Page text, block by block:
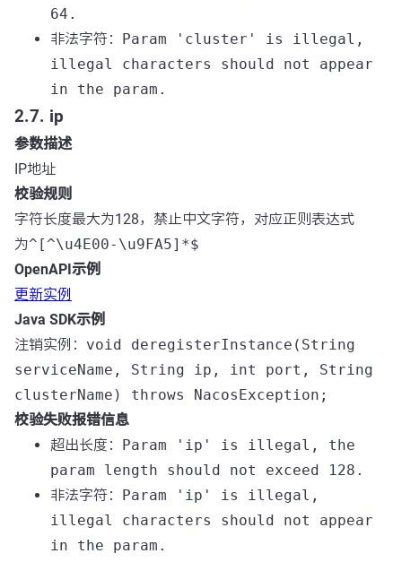
64.
非法字符： Param 'cluster' is illegal,
illegal characters should not appear
in the param.
2.7. ip
参数描述
IP地址
校验规则
字符长度最大为128，禁止中文字符，对应正则表达式
为^[^\u4E00-\u9FA5]*$
OpenAPI示例
更新实例
Java SDK示例
注销实例： void deregisterInstance(String
serviceName, String ip, int port, String
clusterName) throws NacosException;
校验失败报错信息
超出长度： Param 'ip' is illegal, the
param length should not exceed 128.
非法字符： Param 'ip' is illegal,
illegal characters should not appear
in the param.